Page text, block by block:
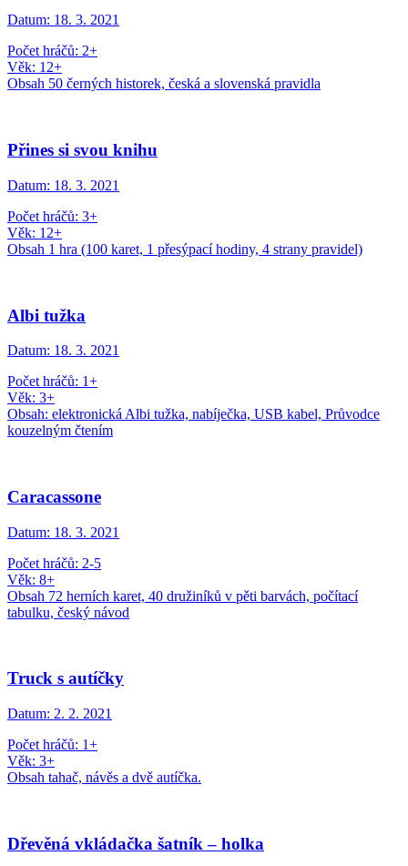
Datum: 18. 3. 2021
Počet hráčů: 2+
Věk: 12+
Obsah 50 černých historek, česká a slovenská pravidla
Přines si svou knihu
Datum: 18. 3. 2021
Počet hráčů: 3+
Věk: 12+
Obsah 1 hra (100 karet, 1 přesýpací hodiny, 4 strany pravidel)
Albi tužka
Datum: 18. 3. 2021
Počet hráčů: 1+
Věk: 3+
Obsah: elektronická Albi tužka, nabíječka, USB kabel, Průvodce
kouzelným čtením
Caracassone
Datum: 18. 3. 2021
Počet hráčů: 2-5
Věk: 8+
Obsah 72 herních karet, 40 družiníků v pěti barvách, počítací
tabulku, český návod
Truck s autíčky
Datum: 2. 2. 2021
Počet hráčů: 1+
Věk: 3+
Obsah tahač, návěs a dvě autíčka.
Dřevěná vkládačka šatník – holka